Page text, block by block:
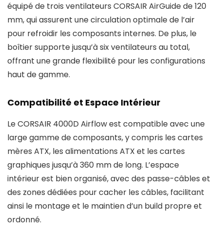
équipé de trois ventilateurs CORSAIR AirGuide de 120
mm, qui assurent une circulation optimale de l’air
pour refroidir les composants internes. De plus, le
boîtier supporte jusqu’à six ventilateurs au total,
offrant une grande flexibilité pour les configurations
haut de gamme.
Compatibilité et Espace Intérieur
Le CORSAIR 4000D Airflow est compatible avec une
large gamme de composants, y compris les cartes
mères ATX, les alimentations ATX et les cartes
graphiques jusqu’à 360 mm de long. L’espace
intérieur est bien organisé, avec des passe-câbles et
des zones dédiées pour cacher les câbles, facilitant
ainsi le montage et le maintien d’un build propre et
ordonné.